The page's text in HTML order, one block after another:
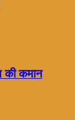
की कमान